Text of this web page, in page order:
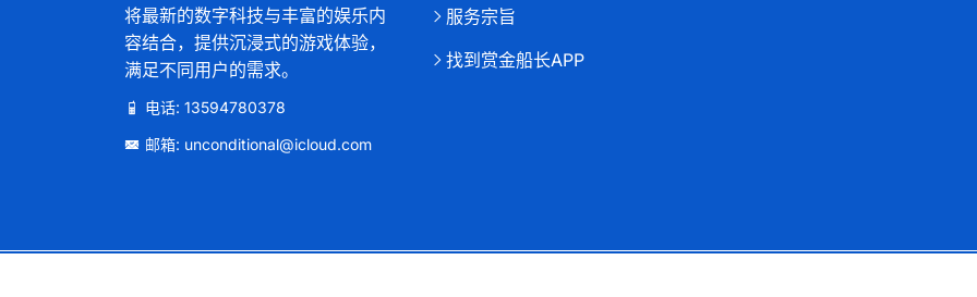
将最新的数字科技与丰富的娱乐内
容结合，提供沉浸式的游戏体验，
满足不同用户的需求。
电话: 13594780378
邮箱: unconditional@icloud.com
服务宗旨
找到赏金船长APP